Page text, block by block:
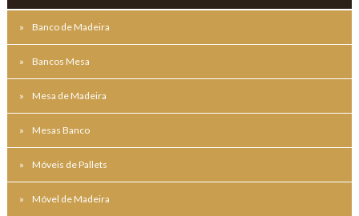
Banco de Madeira
Bancos Mesa
Mesa de Madeira
Mesas Banco
Móveis de Pallets
Móvel de Madeira